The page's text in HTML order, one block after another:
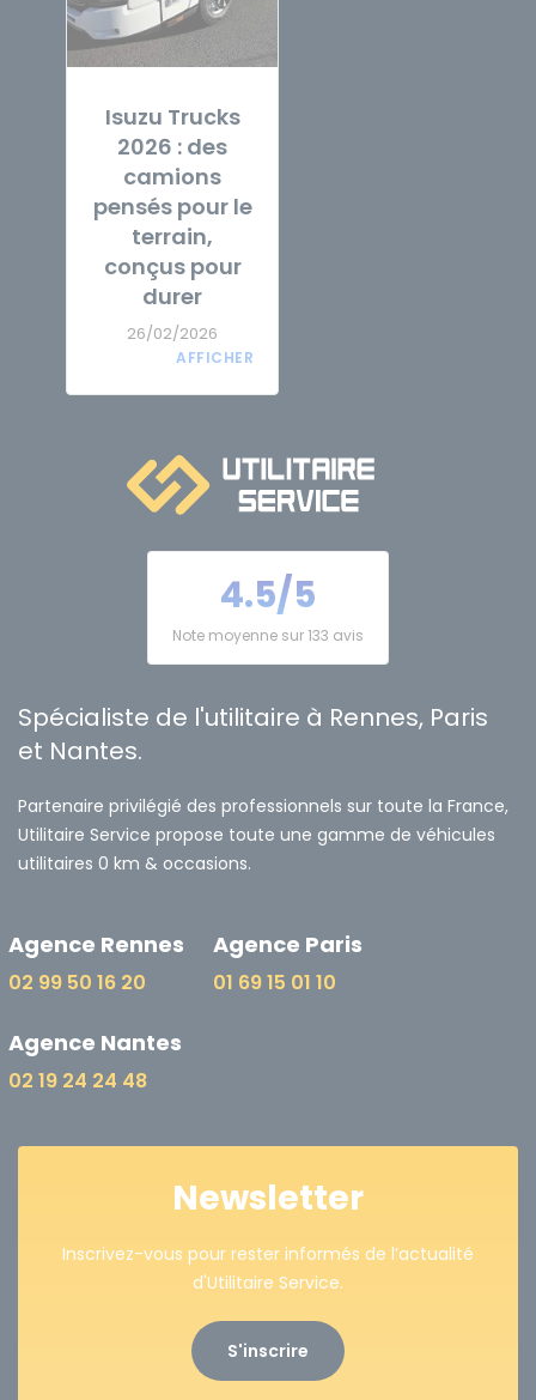
Isuzu Trucks
2026 : des
camions
pensés pour le
terrain,
conçus pour
durer
26/02/2026
4.5/5
Note moyenne sur 133 avis
Spécialiste de l'utilitaire à Rennes, Paris
et Nantes.
Partenaire privilégié des professionnels sur toute la France,
Utilitaire Service propose toute une gamme de véhicules
utilitaires 0 km & occasions.
Agence Rennes
02 99 50 16 20
Agence Paris
01 69 15 01 10
Agence Nantes
02 19 24 24 48
Newsletter
Inscrivez-vous pour rester informés de l’actualité
d'Utilitaire Service.
S'inscrire